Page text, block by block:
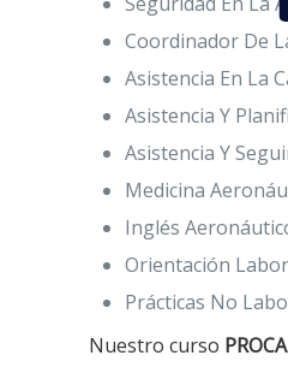
Coordinador De
Asistencia En La
Asistencia Y
Asistencia Y
Medicina
Inglés
Orientación
Prácticas No
Nuestro curso